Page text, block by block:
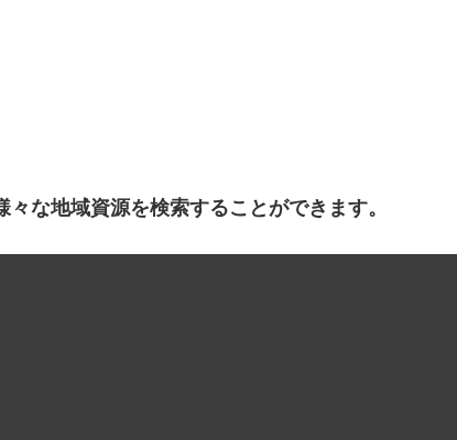
な地域資源を検索することができます。